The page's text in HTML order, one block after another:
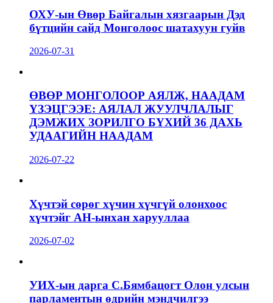
ОХУ-ын Өвөр Байгалын хязгаарын Дэд
бүтцийн сайд Монголоос шатахуун гуйв
2026-07-31
ӨВӨР МОНГОЛООР АЯЛЖ, НААДАМ
ҮЗЭЦГЭЭЕ: АЯЛАЛ ЖУУЛЧЛАЛЫГ
ДЭМЖИХ ЗОРИЛГО БҮХИЙ 36 ДАХЬ
УДААГИЙН НААДАМ
2026-07-22
Хүчтэй сөрөг хүчин хүчгүй олонхоос
хүчтэйг АН-ынхан харууллаа
2026-07-02
УИХ-ын дарга С.Бямбацогт Олон улсын
парламентын өдрийн мэндчилгээ